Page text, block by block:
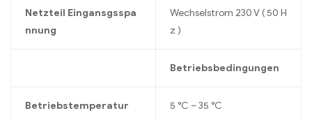
Netzteil Eingansgsspa
nnung
Wechselstrom 230 V ( 50 H
z )
Betriebsbedingungen
Betriebstemperatur 5 °C – 35 °C